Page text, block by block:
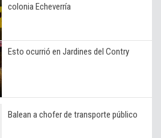
colonia Echeverría
Esto ocurrió en Jardines del Contry
Balean a chofer de transporte público